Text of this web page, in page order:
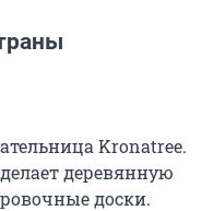
Kronatree.
деревянную
доски.